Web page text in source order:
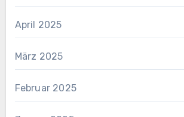
April 2025
März 2025
Februar 2025